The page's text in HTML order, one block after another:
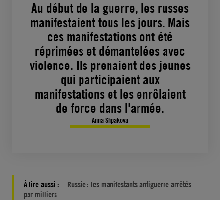
Au début de la guerre, les russes
manifestaient tous les jours. Mais
ces manifestations ont été
réprimées et démantelées avec
violence. Ils prenaient des jeunes
qui participaient aux
manifestations et les enrôlaient
de force dans l'armée.
Anna Shpakova
À lire aussi :
Russie : les manifestants antiguerre arrêtés
par milliers